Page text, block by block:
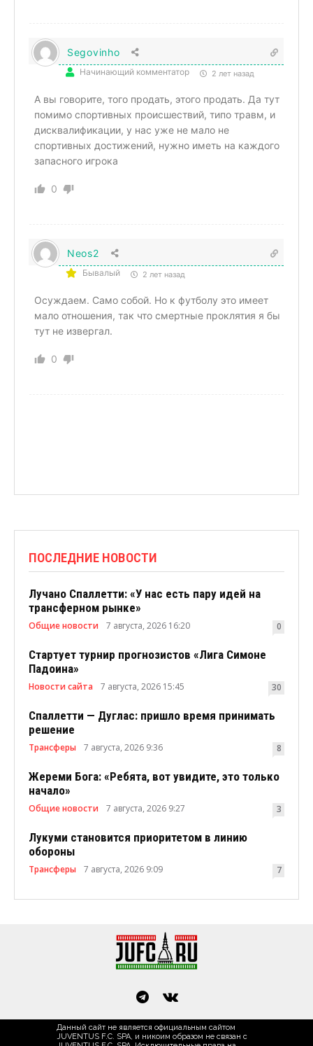
Segovinho
Начинающий комментатор 2 лет назад
А вы говорите, того продать, этого продать. Да тут
помимо спортивных происшествий, типо травм, и
дисквалификации, у нас уже не мало не
спортивных достижений, нужно иметь на каждого
запасного игрока
0
Neos2
Бывалый 2 лет назад
Осуждаем. Само собой. Но к футболу это имеет
мало отношения, так что смертные проклятия я бы
тут не извергал.
0
ПОСЛЕДНИЕ НОВОСТИ
Лучано Спаллетти: «У нас есть пару идей на
трансферном рынке»
Общие новости 7 августа, 2026 16:20 0
Стартует турнир прогнозистов «Лига Симоне
Падоина»
Новости сайта 7 августа, 2026 15:45 30
Спаллетти — Дуглас: пришло время принимать
решение
Трансферы 7 августа, 2026 9:36 8
Жереми Бога: «Ребята, вот увидите, это только
начало»
Общие новости 7 августа, 2026 9:27 3
Лукуми становится приоритетом в линию
обороны
Трансферы 7 августа, 2026 9:09 7
Данный сайт не является официальным сайтом
JUVENTUS F.C. SPA, и никоим образом не связан с